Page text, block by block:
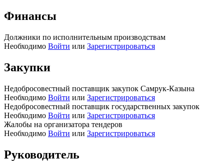
Финансы
Должники по исполнительным производствам
Необходимо Войти или Зарегистрироваться
Закупки
Недобросовестный поставщик закупок Самрук-Казына
Необходимо Войти или Зарегистрироваться
Недобросовестный поставщик государственных закупок
Необходимо Войти или Зарегистрироваться
Жалобы на организатора тендеров
Необходимо Войти или Зарегистрироваться
Руководитель